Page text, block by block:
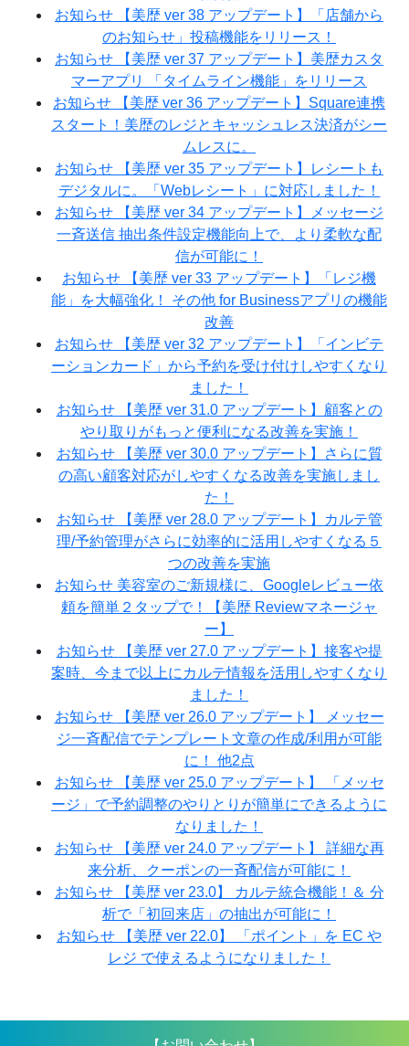
お知らせ
【美歴 ver 38 アップデート】「店舗から
のお知らせ」投稿機能をリリース！
お知らせ
【美歴 ver 37 アップデート】美歴カスタ
マーアプリ 「タイムライン機能」をリリース
お知らせ
【美歴 ver 36 アップデート】Square連携
スタート！美歴のレジとキャッシュレス決済がシー
ムレスに。
お知らせ
【美歴 ver 35 アップデート】レシートも
デジタルに。「Webレシート」に対応しました！
お知らせ
【美歴 ver 34 アップデート】メッセージ
一斉送信 抽出条件設定機能向上で、より柔軟な配
信が可能に！
お知らせ
【美歴 ver 33 アップデート】「レジ機
能」を大幅強化！ その他 for Businessアプリの機能
改善
お知らせ
【美歴 ver 32 アップデート】「インビテ
ーションカード」から予約を受け付けしやすくなり
ました！
お知らせ
【美歴 ver 31.0 アップデート】顧客との
やり取りがもっと便利になる改善を実施！
お知らせ
【美歴 ver 30.0 アップデート】さらに質
の高い顧客対応がしやすくなる改善を実施しまし
た！
お知らせ
【美歴 ver 28.0 アップデート】カルテ管
理/予約管理がさらに効率的に活用しやすくなる５
つの改善を実施
お知らせ 美容室のご新規様に、Googleレビュー依
頼を簡単２タップで！【美歴 Reviewマネージャ
ー】
お知らせ
【美歴 ver 27.0 アップデート】接客や提
案時、今まで以上にカルテ情報を活用しやすくなり
ました！
お知らせ
【美歴 ver 26.0 アップデート】 メッセー
ジ一斉配信でテンプレート文章の作成/利用が可能
に！ 他2点
お知らせ
【美歴 ver 25.0 アップデート】 「メッセ
ージ」で予約調整のやりとりが簡単にできるように
なりました！
お知らせ
【美歴 ver 24.0 アップデート】 詳細な再
来分析、クーポンの一斉配信が可能に！
お知らせ
【美歴 ver 23.0】 カルテ統合機能！＆ 分
析で「初回来店」の抽出が可能に！
お知らせ
【美歴 ver 22.0】 「ポイント」を EC や
レジ で使えるようになりました！